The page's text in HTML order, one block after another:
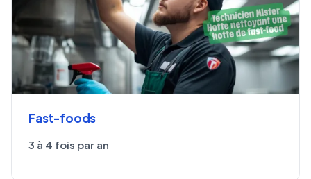
Fast-foods
3 à 4 fois par an